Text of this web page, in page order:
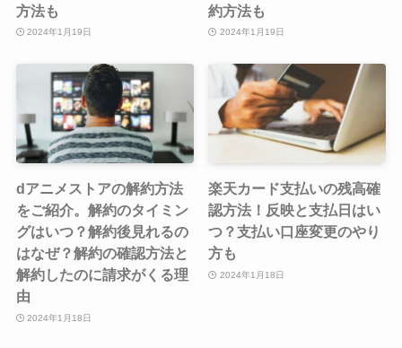
方法も
2024年1月19日
約方法も
2024年1月19日
dアニメストアの解約方法
をご紹介。解約のタイミン
グはいつ？解約後見れるの
はなぜ？解約の確認方法と
解約したのに請求がくる理
由
2024年1月18日
楽天カード支払いの残高確
認方法！反映と支払日はい
つ？支払い口座変更のやり
方も
2024年1月18日